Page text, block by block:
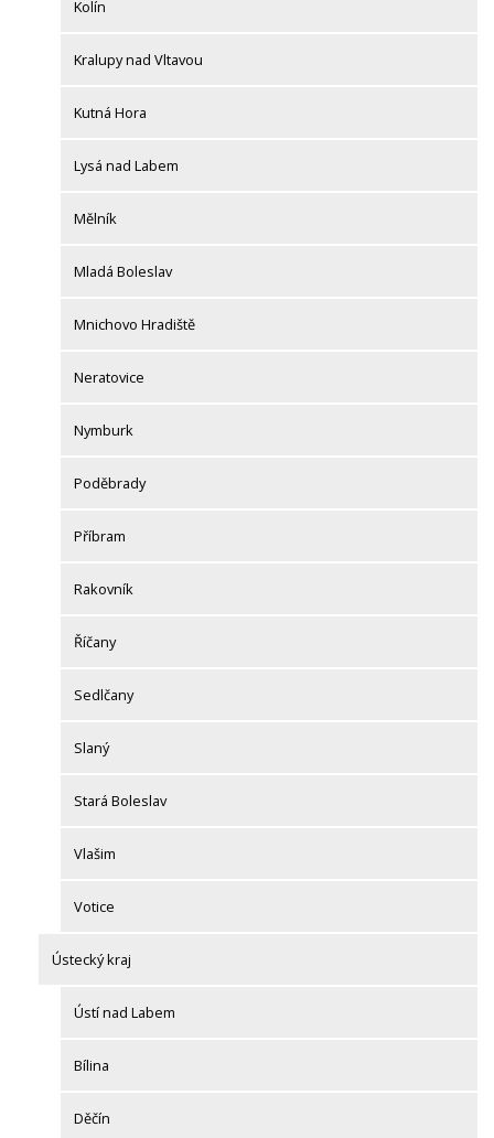
Kolín
Kralupy nad Vltavou
Kutná Hora
Lysá nad Labem
Mělník
Mladá Boleslav
Mnichovo Hradiště
Neratovice
Nymburk
Poděbrady
Příbram
Rakovník
Říčany
Sedlčany
Slaný
Stará Boleslav
Vlašim
Votice
Ústecký kraj
Ústí nad Labem
Bílina
Děčín